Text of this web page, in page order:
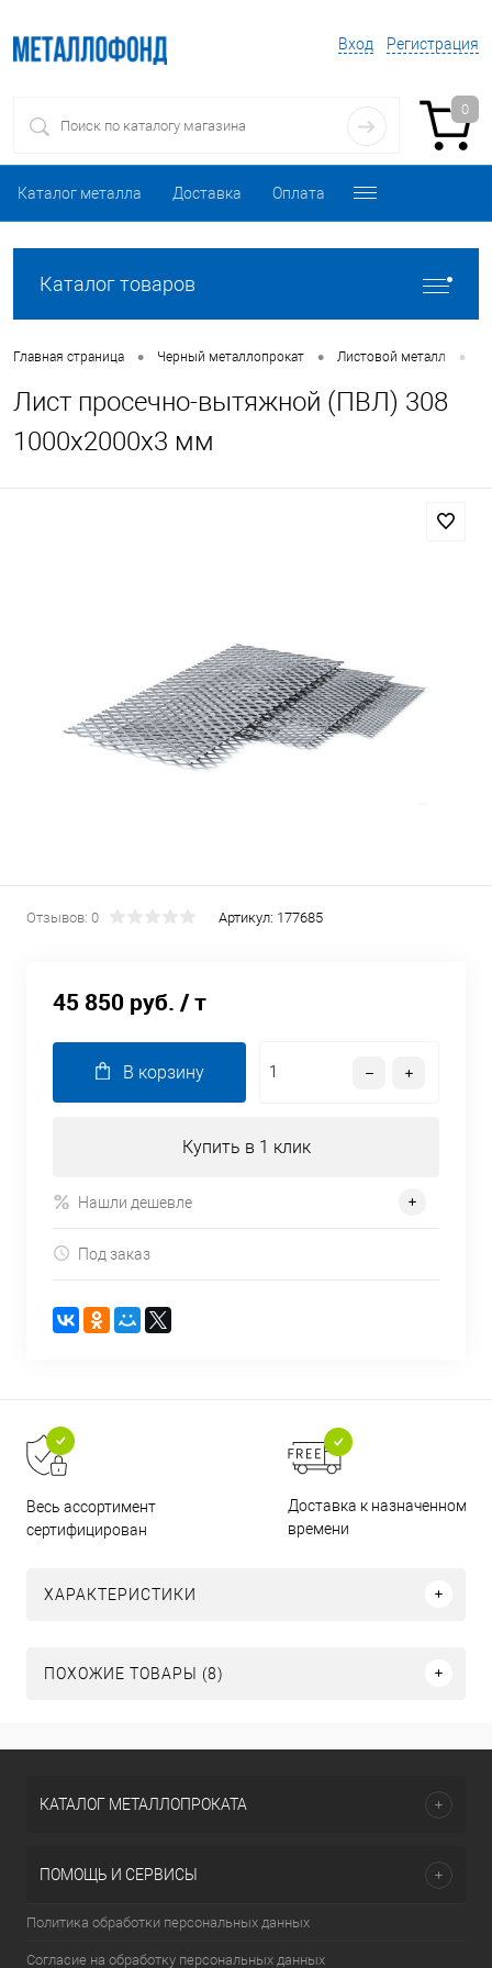
Вход Регистрация
0
Каталог металла Доставка Оплата
Каталог товаров
Главная страница • Черный металлопрокат • Листовой металл •
Лист просечно-вытяжной (ПВЛ) 308
1000х2000х3 мм
Отзывов: 0 Артикул: 177685
45 850 руб. / т
В корзину
Купить в 1 клик
Нашли дешевле
Под заказ
Весь ассортимент
сертифицирован
Доставка к назначенному
времени
ХАРАКТЕРИСТИКИ
ПОХОЖИЕ ТОВАРЫ (8)
КАТАЛОГ МЕТАЛЛОПРОКАТА
ПОМОЩЬ И СЕРВИСЫ
Политика обработки персональных данных
Согласие на обработку персональных данных